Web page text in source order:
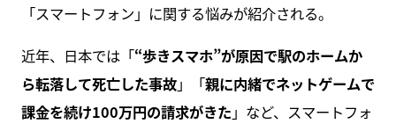
「スマートフォン」に関する悩みが紹介される。
近年、日本では「“歩きスマホ”が原因で駅のホームか
ら転落して死亡した事故」「親に内緒でネットゲームで
課金を続け100万円の請求がきた 」など、スマートフォ